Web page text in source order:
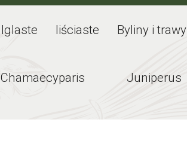
Iglaste Iiściaste Byliny i trawy
Chamaecyparis Juniperus